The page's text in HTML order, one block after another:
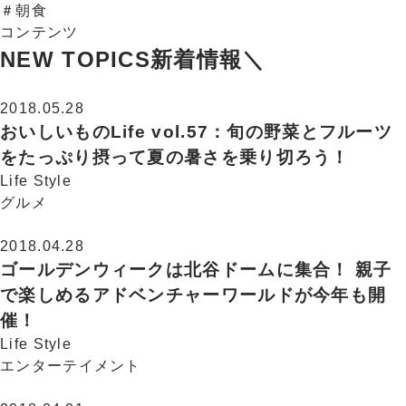
＃朝食
コンテンツ
NEW TOPICS新着情報＼
2018.05.28
おいしいものLife vol.57：旬の野菜とフルーツ
をたっぷり摂って夏の暑さを乗り切ろう！
Life Style
グルメ
2018.04.28
ゴールデンウィークは北谷ドームに集合！ 親子
で楽しめるアドベンチャーワールドが今年も開
催！
Life Style
エンターテイメント